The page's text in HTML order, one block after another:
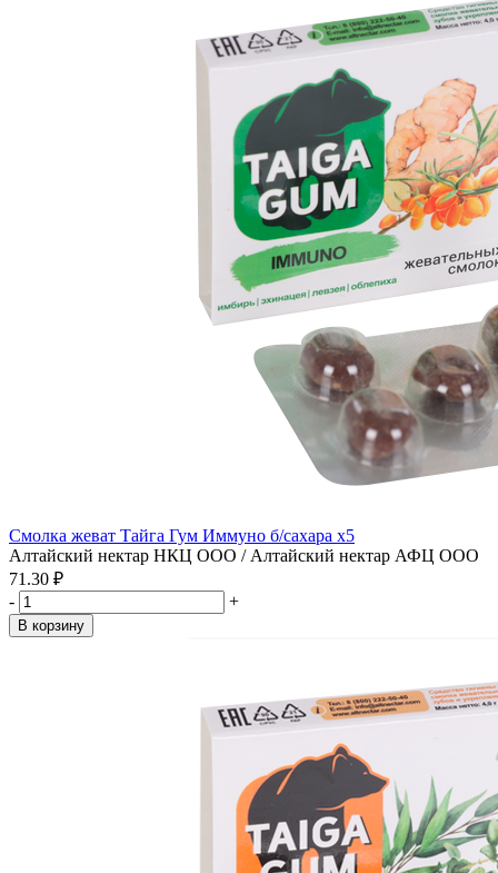
Смолка жеват Тайга Гум Иммуно б/сахара x5
Алтайский нектар НКЦ ООО / Алтайский нектар АФЦ ООО
71.30 ₽
-
+
В корзину